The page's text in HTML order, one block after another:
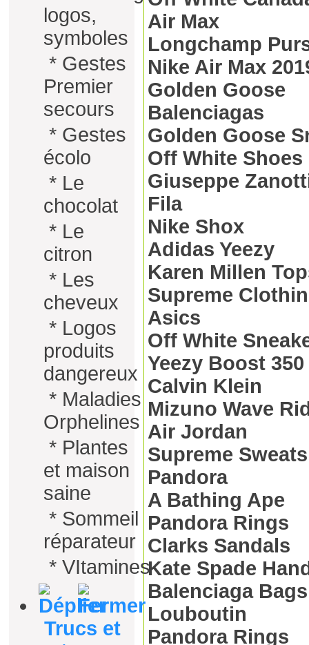
logos,
symboles
* Gestes
Premier
secours
* Gestes
écolo
* Le
chocolat
* Le
citron
* Les
cheveux
* Logos
produits
dangereux
* Maladies
Orphelines
* Plantes
et maison
saine
* Sommeil
réparateur
* VItamines
Trucs et
Air Max
Longchamp
Nike Air Max
Golden Goose
Balenciagas
Golden Goose
Off White Shoes
Giuseppe
Fila
Nike Shox
Adidas Yeezy
Karen Millen
Supreme
Asics
Off White
Yeezy Boost 350
Calvin Klein
Mizuno Wave
Air Jordan
Supreme
Pandora
A Bathing Ape
Pandora Rings
Clarks Sandals
Kate Spade
Balenciaga Bags
Louboutin
Pandora Rings